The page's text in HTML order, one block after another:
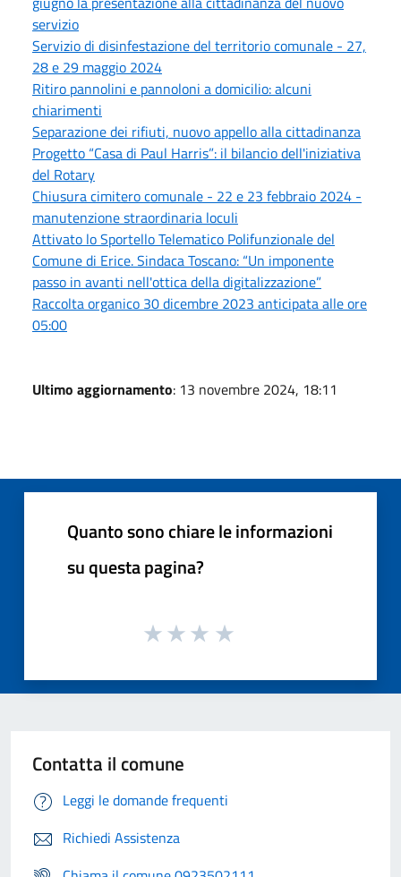
servizio
Servizio di disinfestazione del territorio comunale - 27,
28 e 29 maggio 2024
Ritiro pannolini e pannoloni a domicilio: alcuni
chiarimenti
Separazione dei rifiuti, nuovo appello alla cittadinanza
Progetto “Casa di Paul Harris”: il bilancio dell'iniziativa
del Rotary
Chiusura cimitero comunale - 22 e 23 febbraio 2024 -
manutenzione straordinaria loculi
Attivato lo Sportello Telematico Polifunzionale del
Comune di Erice. Sindaca Toscano: “Un imponente
passo in avanti nell'ottica della digitalizzazione”
Raccolta organico 30 dicembre 2023 anticipata alle ore
05:00
Ultimo aggiornamento: 13 novembre 2024, 18:11
Quanto sono chiare le informazioni
su questa pagina?
Contatta il comune
Leggi le domande frequenti
Richiedi Assistenza